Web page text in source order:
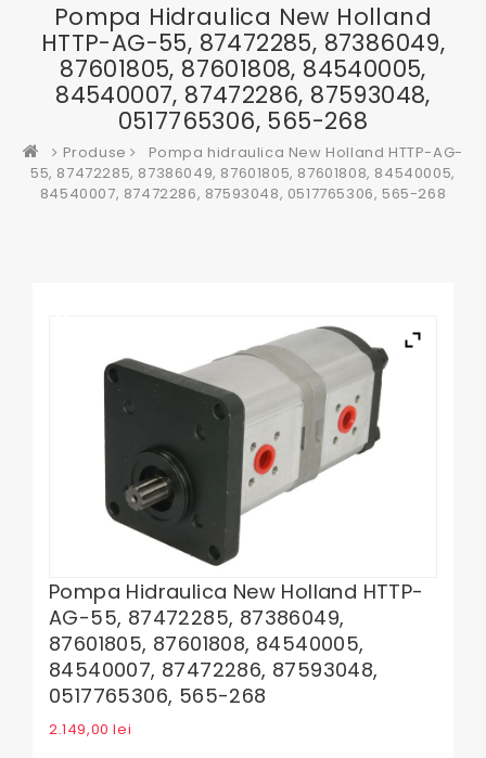
Pompa Hidraulica New Holland
HTTP-AG-55, 87472285, 87386049,
87601805, 87601808, 84540005,
84540007, 87472286, 87593048,
0517765306, 565-268
Produse
Pompa hidraulica New Holland HTTP-AG-
55, 87472285, 87386049, 87601805, 87601808, 84540005,
84540007, 87472286, 87593048, 0517765306, 565-268
Pompa Hidraulica New Holland HTTP-
AG-55, 87472285, 87386049,
87601805, 87601808, 84540005,
84540007, 87472286, 87593048,
0517765306, 565-268
2.149,00lei